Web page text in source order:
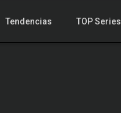
Tendencias TOP Series